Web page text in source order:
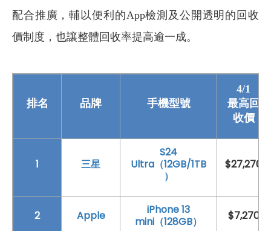
配合推廣，輔以便利的App檢測及公開透明的回收
價制度，也讓整體回收率提高逾一成。
排名 品牌 手機型號
4/1
最高回
收價
1 三星
S24
Ultra（12GB/1TB
）
$27,270
2 Apple
iPhone 13
mini（128GB）
$7,270